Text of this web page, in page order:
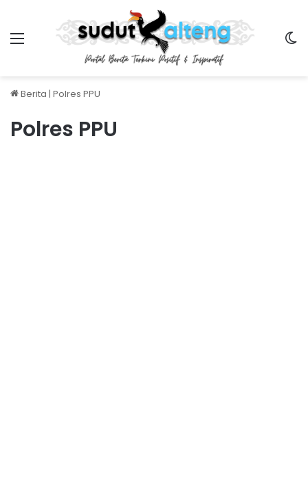
Berita | Polres PPU
Polres PPU